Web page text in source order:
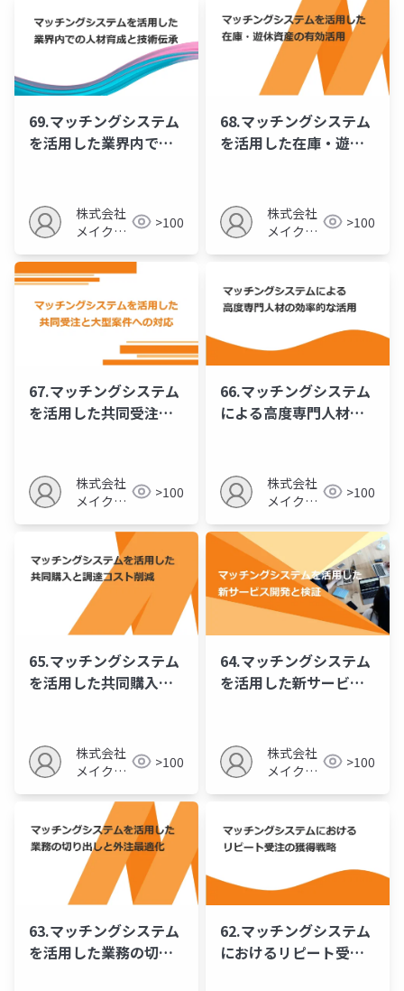
69.マッチングシステム
を活用した業界内での
株式会社
メイクア
>100
68.マッチングシステム
を活用した在庫・遊休
株式会社
メイクア
>100
67.マッチングシステム
を活用した共同受注と
株式会社
メイクア
>100
66.マッチングシステム
による高度専門人材の
株式会社
メイクア
>100
65.マッチングシステム
を活用した共同購入と
株式会社
メイクア
>100
64.マッチングシステム
を活用した新サービス
株式会社
メイクア
>100
63.マッチングシステム
を活用した業務の切り
62.マッチングシステム
におけるリピート受注